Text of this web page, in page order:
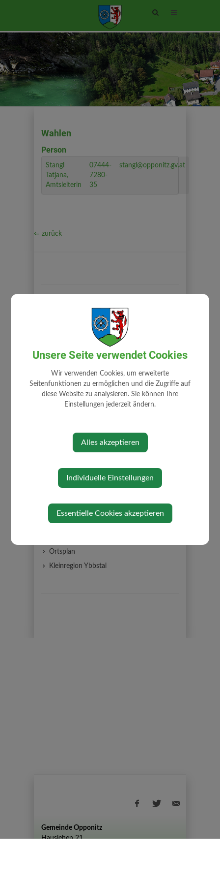
Site
toggle
Wahlen
Person
Stangl
Tatjana,
Amtsleiterin
07444-
7280-
35
stangl@opponitz.gv.at
⇐ zurück
Mitarbeiter
Stellenangebote
Fundamt
Gemeindehaus
Impressum
Datenschutz
Gemeindeeinrichtungen
Partnergemeinde
Über die Gemeinde
Ortsplan
Kleinregion Ybbstal
Gemeinde Opponitz
Hauslehen 21
Unsere Seite verwendet Cookies
Wir verwenden Cookies, um erweiterte
Seitenfunktionen zu ermöglichen und die Zugriffe auf
diese Website zu analysieren. Sie können Ihre
Einstellungen jederzeit ändern.
Alles akzeptieren
Individuelle Einstellungen
Essentielle Cookies akzeptieren